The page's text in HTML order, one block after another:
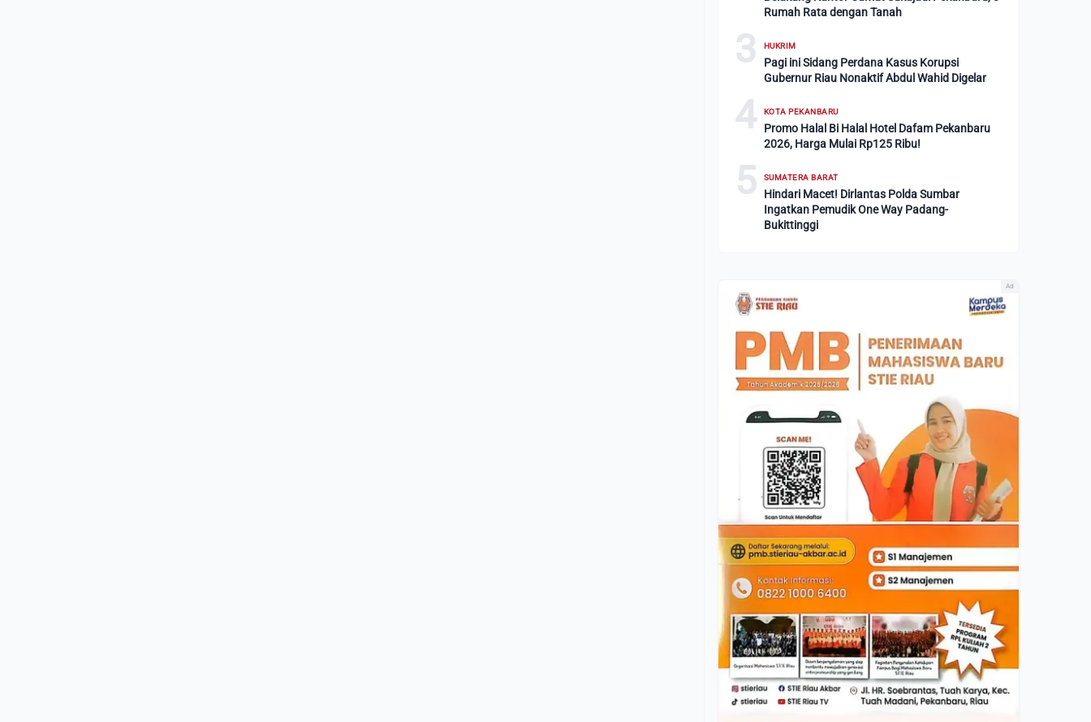
Rumah Rata dengan Tanah
3 HUKRIM
Pagi ini Sidang Perdana Kasus Korupsi
Gubernur Riau Nonaktif Abdul Wahid Digelar
4 KOTA PEKANBARU
Promo Halal Bi Halal Hotel Dafam Pekanbaru
2026, Harga Mulai Rp125 Ribu!
5 SUMATERA BARAT
Hindari Macet! Dirlantas Polda Sumbar
Ingatkan Pemudik One Way Padang-
Bukittinggi
Ad